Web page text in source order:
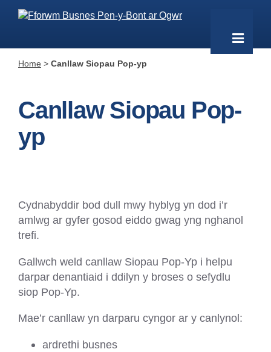
Home > Canllaw Siopau Pop-yp
Canllaw Siopau Pop-
yp
Cydnabyddir bod dull mwy hyblyg yn dod i’r
amlwg ar gyfer gosod eiddo gwag yng nghanol
trefi.
Gallwch weld canllaw Siopau Pop-Yp i helpu
darpar denantiaid i ddilyn y broses o sefydlu
siop Pop-Yp.
Mae’r canllaw yn darparu cyngor ar y canlynol:
ardrethi busnes